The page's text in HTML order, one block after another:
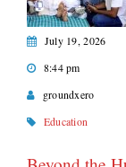
July 19, 2026
8:44 pm
groundxero
Education